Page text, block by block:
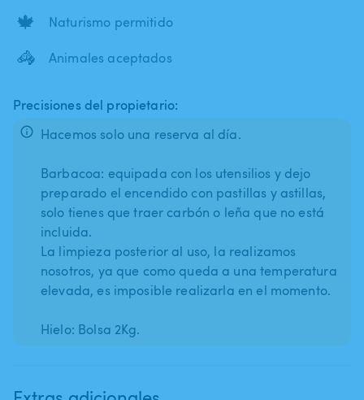
🍁 Naturismo permitido
🦓 Animales aceptados
Precisiones del propietario:
Hacemos solo una reserva al día.
Barbacoa: equipada con los utensilios y dejo
preparado el encendido con pastillas y astillas,
solo tienes que traer carbón o leña que no está
incluida.
La limpieza posterior al uso, la realizamos
nosotros, ya que como queda a una temperatura
elevada, es imposible realizarla en el momento.